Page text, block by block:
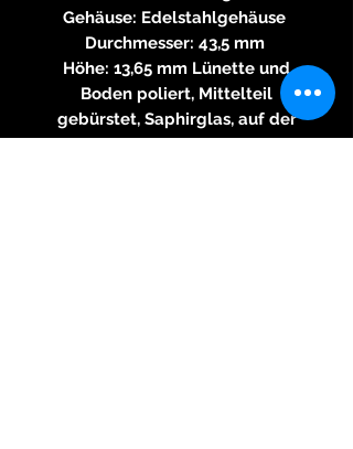
Gehäuse: Edelstahlgehäuse
Durchmesser: 43,5 mm
Höhe: 13,65 mm Lünette und
Boden poliert, Mittelteil
gebürstet, Saphirglas, auf der
Vorderseite entspiegelt